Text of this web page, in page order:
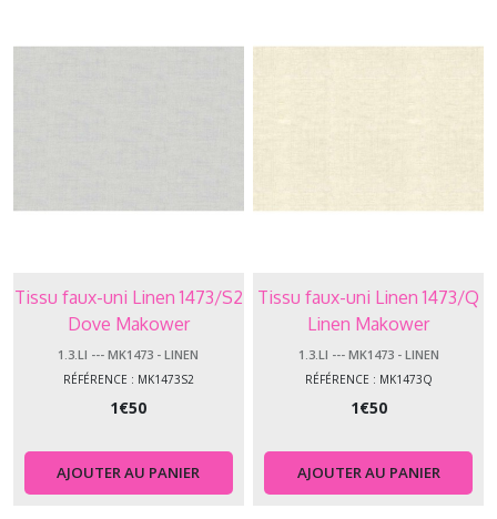
Tissu faux-uni Linen 1473/S2
Dove Makower
1.3.LI --- MK1473 - LINEN
RÉFÉRENCE : MK1473S2
1€50
AJOUTER AU PANIER
Tissu faux-uni Linen 1473/Q
Linen Makower
1.3.LI --- MK1473 - LINEN
RÉFÉRENCE : MK1473Q
1€50
AJOUTER AU PANIER